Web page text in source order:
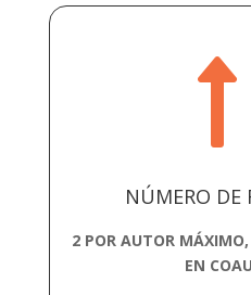
NÚMERO DE
2 POR AUTOR MÁXIMO,
EN